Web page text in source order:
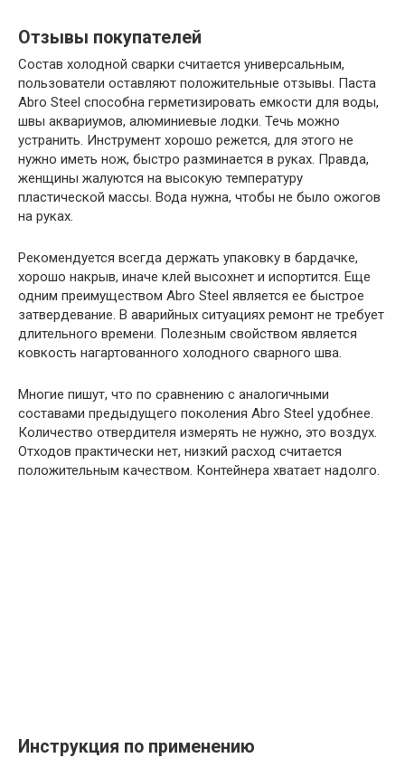
Отзывы покупателей
Состав холодной сварки считается универсальным,
пользователи оставляют положительные отзывы. Паста
Abro Steel способна герметизировать емкости для воды,
швы аквариумов, алюминиевые лодки. Течь можно
устранить. Инструмент хорошо режется, для этого не
нужно иметь нож, быстро разминается в руках. Правда,
женщины жалуются на высокую температуру
пластической массы. Вода нужна, чтобы не было ожогов
на руках.
Рекомендуется всегда держать упаковку в бардачке,
хорошо накрыв, иначе клей высохнет и испортится. Еще
одним преимуществом Abro Steel является ее быстрое
затвердевание. В аварийных ситуациях ремонт не требует
длительного времени. Полезным свойством является
ковкость нагартованного холодного сварного шва.
Многие пишут, что по сравнению с аналогичными
составами предыдущего поколения Abro Steel удобнее.
Количество отвердителя измерять не нужно, это воздух.
Отходов практически нет, низкий расход считается
положительным качеством. Контейнера хватает надолго.
Инструкция по применению